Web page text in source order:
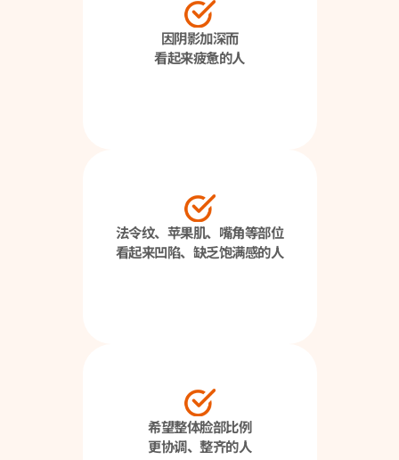
因阴影加深而
看起来疲惫的人
法令纹、苹果肌、嘴角等部位
看起来凹陷、缺乏饱满感的人
希望整体脸部比例
更协调、整齐的人